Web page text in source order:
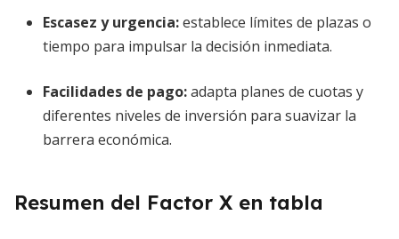
Escasez y urgencia:establece límites de plazas o
tiempo para impulsar la decisión inmediata.
Facilidades de pago:adapta planes de cuotas y
diferentes niveles de inversión para suavizar la
barrera económica.
Resumen del Factor X en tabla